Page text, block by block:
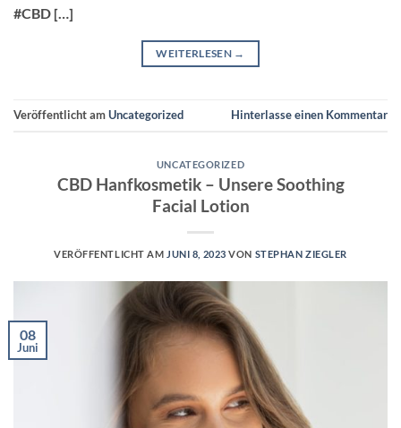
#CBD […]
WEITERLESEN →
Veröffentlicht amUncategorized Hinterlasse einen Kommentar
UNCATEGORIZED
CBD Hanfkosmetik – Unsere Soothing
Facial Lotion
VERÖFFENTLICHT AM JUNI 8, 2023 VON STEPHAN ZIEGLER
08
Juni